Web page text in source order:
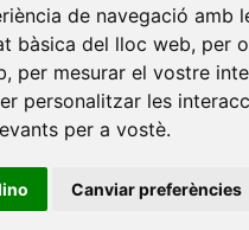
de navegació amb
bàsica del lloc web, per
, per mesurar el vostre
personalitzar les
per a vostè.
Canviar preferències